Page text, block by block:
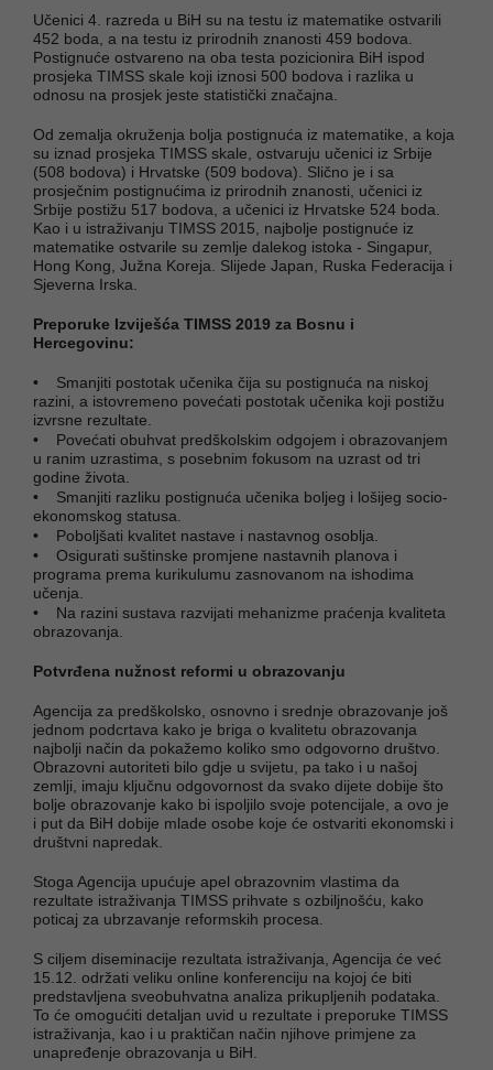
Učenici 4. razreda u BiH su na testu iz matematike ostvarili
452 boda, a na testu iz prirodnih znanosti 459 bodova.
Postignuće ostvareno na oba testa pozicionira BiH ispod
prosjeka TIMSS skale koji iznosi 500 bodova i razlika u
odnosu na prosjek jeste statistički značajna.
Od zemalja okruženja bolja postignuća iz matematike, a koja
su iznad prosjeka TIMSS skale, ostvaruju učenici iz Srbije
(508 bodova) i Hrvatske (509 bodova). Slično je i sa
prosječnim postignućima iz prirodnih znanosti, učenici iz
Srbije postižu 517 bodova, a učenici iz Hrvatske 524 boda.
Kao i u istraživanju TIMSS 2015, najbolje postignuće iz
matematike ostvarile su zemlje dalekog istoka - Singapur,
Hong Kong, Južna Koreja. Slijede Japan, Ruska Federacija i
Sjeverna Irska.
Preporuke Izviješća TIMSS 2019 za Bosnu i
Hercegovinu:
• Smanjiti postotak učenika čija su postignuća na niskoj
razini, a istovremeno povećati postotak učenika koji postižu
izvrsne rezultate.
• Povećati obuhvat predškolskim odgojem i obrazovanjem
u ranim uzrastima, s posebnim fokusom na uzrast od tri
godine života.
• Smanjiti razliku postignuća učenika boljeg i lošijeg socio-
ekonomskog statusa.
• Poboljšati kvalitet nastave i nastavnog osoblja.
• Osigurati suštinske promjene nastavnih planova i
programa prema kurikulumu zasnovanom na ishodima
učenja.
• Na razini sustava razvijati mehanizme praćenja kvaliteta
obrazovanja.
Potvrđena nužnost reformi u obrazovanju
Agencija za predškolsko, osnovno i srednje obrazovanje još
jednom podcrtava kako je briga o kvalitetu obrazovanja
najbolji način da pokažemo koliko smo odgovorno društvo.
Obrazovni autoriteti bilo gdje u svijetu, pa tako i u našoj
zemlji, imaju ključnu odgovornost da svako dijete dobije što
bolje obrazovanje kako bi ispoljilo svoje potencijale, a ovo je
i put da BiH dobije mlade osobe koje će ostvariti ekonomski i
društvni napredak.
Stoga Agencija upućuje apel obrazovnim vlastima da
rezultate istraživanja TIMSS prihvate s ozbiljnošću, kako
poticaj za ubrzavanje reformskih procesa.
S ciljem diseminacije rezultata istraživanja, Agencija će već
15.12. održati veliku online konferenciju na kojoj će biti
predstavljena sveobuhvatna analiza prikupljenih podataka.
To će omogućiti detaljan uvid u rezultate i preporuke TIMSS
istraživanja, kao i u praktičan način njihove primjene za
unapređenje obrazovanja u BiH.